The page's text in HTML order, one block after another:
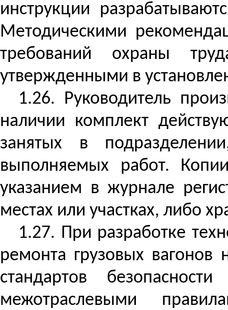
инструкции
Методическими
требований охраны
утвержденными в
1.26. Руководитель
наличии комплект
занятых в
выполняемых работ.
указанием в журнале
местах или участках, либо
1.27. При разработке
ремонта грузовых вагонов
стандартов
межотраслевыми